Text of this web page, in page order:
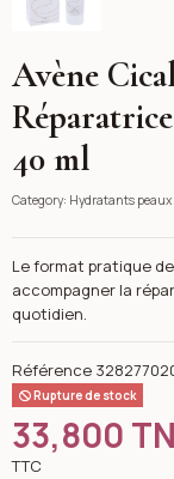
Avène
40 ml
Category: Hydratants
Le format pratique
accompagner la
quotidien.
Référence
Rupture de stock
33,800
TTC